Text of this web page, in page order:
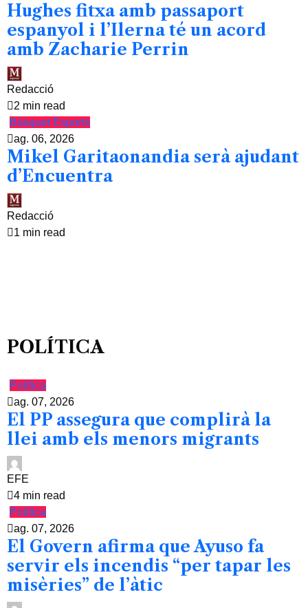
Hughes fitxa amb passaport
espanyol i l’Ilerna té un acord
amb Zacharie Perrin
Redacció
2 min read
Bàsquet Esports
ag. 06, 2026
Mikel Garitaonandia serà ajudant
d’Encuentra
Redacció
1 min read
POLÍTICA
Política
ag. 07, 2026
El PP assegura que complirà la
llei amb els menors migrants
EFE
4 min read
Política
ag. 07, 2026
El Govern afirma que Ayuso fa
servir els incendis “per tapar les
misèries” de l’àtic